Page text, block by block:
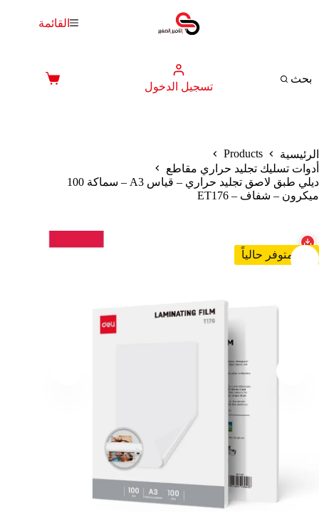
القائمة
بحث
تسجيل الدخول
عربة
الرئيسية
Products
أدوات تسليك تجليد حراري مقاطع
ديلي طبق لاصق تجليد حراري – قياس A3 – سماكة 100
ميكرون – شفاف – ET176
غير متوفر حالياً